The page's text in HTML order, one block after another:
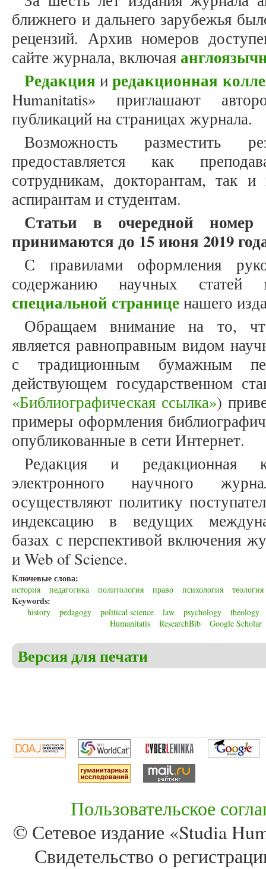
ближнего и дальнего зарубежья
рецензий. Архив номеров
сайте журнала, включая
Редакция иредакционная
Humanitatis» приглашают
публикаций на страницах журнала.
Возможность разместить
предоставляется как
сотрудникам, докторантам, так
аспирантам и студентам.
Статьи в очередной
принимаются до 15 июня 2019
С правилами оформления
содержанию научных
специальной страниценашего
Обращаем внимание на то,
является равноправным видом
с традиционным бумажным
действующем государственном
«Библиографическая ссылка»)
примеры оформления
опубликованные в сети Интернет.
Редакция и редакционная
электронного научного
осуществляют политику
индексацию в ведущих
базах с перспективой включения
и Web of Science.
Ключевые слова:
история педагогика политология право психология теология
Keywords:
history pedagogy political science law psychology
theology
Humanitatis
ResearchBib Google Scholar
Версия для печати
Пользовательское
© Сетевое издание «Studia
Свидетельство о